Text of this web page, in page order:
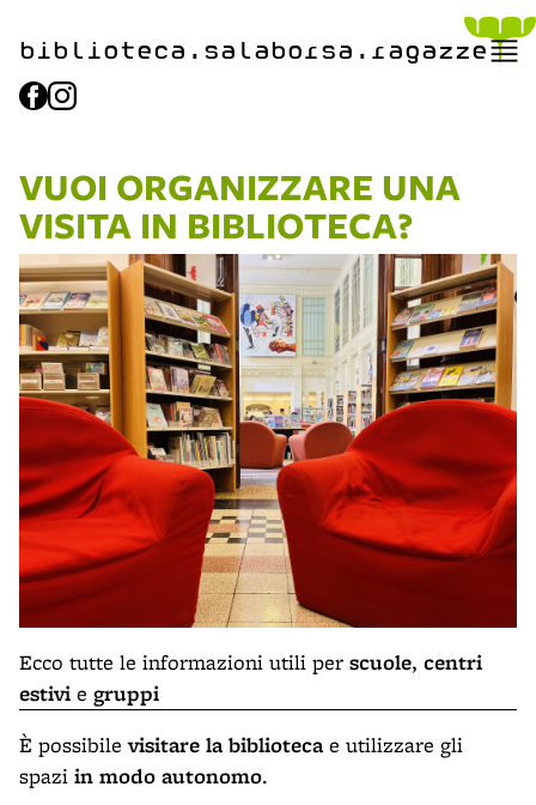
biblioteca.​salaborsa.ragazze
VUOI ORGANIZZARE UNA
VISITA IN BIBLIOTECA?
Ecco tutte le informazioni utili per scuole, centri
estivi e gruppi
È possibilevisitare la bibliotecae utilizzare gli
spazi in modo autonomo.